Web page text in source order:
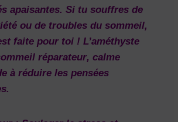
apaisantes. Si tu souffres de
ou de troubles du sommeil,
faite pour toi ! L’améthyste
réparateur, calme
à réduire les pensées